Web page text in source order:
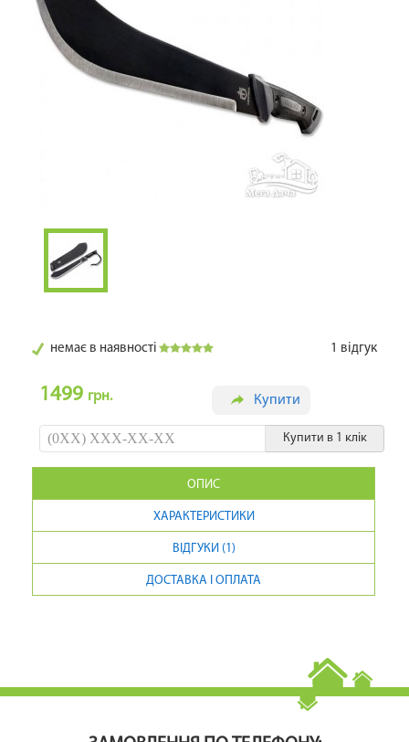
немає в наявності 1 відгук
1499 грн. Купити
Купити в 1 клік
ОПИС
ХАРАКТЕРИСТИКИ
ВІДГУКИ (1)
ДОСТАВКА І ОПЛАТА